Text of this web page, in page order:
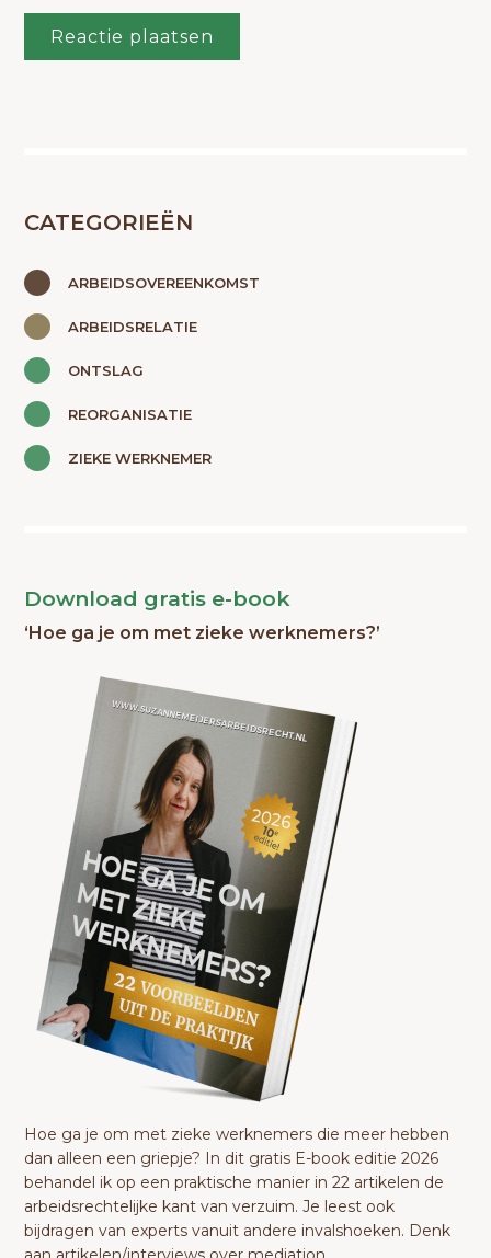
CATEGORIEËN
ARBEIDSOVEREENKOMST
ARBEIDSRELATIE
ONTSLAG
REORGANISATIE
ZIEKE WERKNEMER
Download gratis e-book
‘Hoe ga je om met zieke werknemers?’
Hoe ga je om met zieke werknemers die meer hebben
dan alleen een griepje? In dit gratis E-book editie 2026
behandel ik op een praktische manier in 22 artikelen de
arbeidsrechtelijke kant van verzuim. Je leest ook
bijdragen van experts vanuit andere invalshoeken. Denk